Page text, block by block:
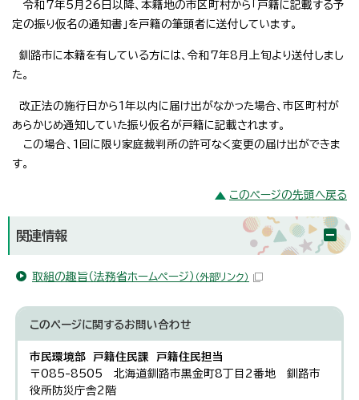
令和7年5月26日以降、本籍地の市区町村から「戸籍に記載する予
定の振り仮名の通知書」を戸籍の筆頭者に送付しています。
釧路市に本籍を有している方には、令和7年8月上旬より送付しまし
た。
改正法の施行日から1年以内に届け出がなかった場合、市区町村が
あらかじめ通知していた振り仮名が戸籍に記載されます。
この場合、1回に限り家庭裁判所の許可なく変更の届け出ができま
す。
このページの先頭へ戻る
関連情報
取組の趣旨（法務省ホームページ） （外部リンク）
このページに関するお問い合わせ
市民環境部 戸籍住民課 戸籍住民担当
〒085-8505 北海道釧路市黒金町8丁目2番地 釧路市
役所防災庁舎2階